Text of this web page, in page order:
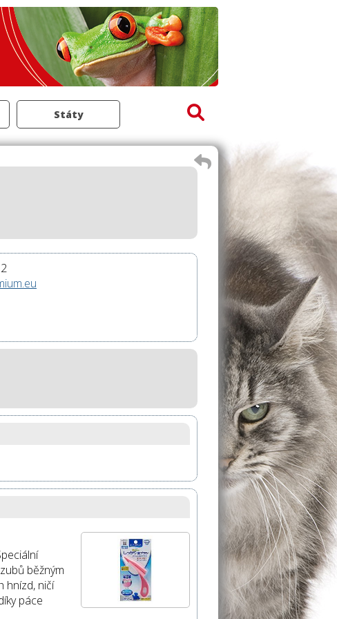
Státy
běžným
hnízd, ničí
páce